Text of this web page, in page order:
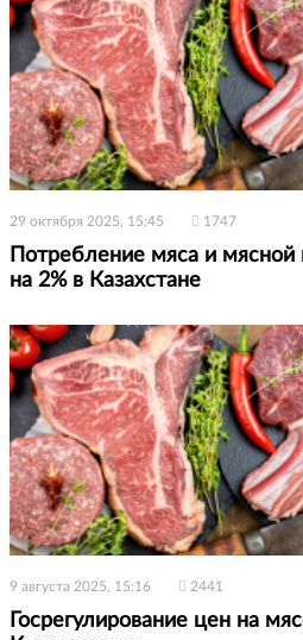
29 октября 2025, 15:45 1747
Потребление мяса и
на 2% в Казахстане
9 августа 2025, 15:16 2441
Госрегулирование цен на